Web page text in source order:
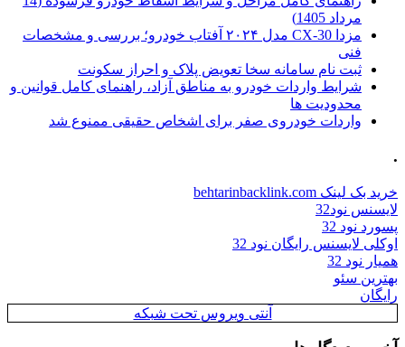
مرداد 1405)
مزدا CX-30 مدل ۲۰۲۴ آفتاب خودرو؛ بررسی و مشخصات
فنی
ثبت نام سامانه سخا تعویض پلاک و احراز سکونت
شرایط واردات خودرو به مناطق آزاد، راهنمای کامل قوانین و
محدودیت ها
واردات خودروی صفر برای اشخاص حقیقی ممنوع شد
.
خرید بک لینک behtarinbacklink.com
لایسنس نود32
پسورد نود 32
اوکلی لایسنس رایگان نود 32
همیار نود 32
بهترین سئو
رایگان
آنتی ویروس تحت شبکه